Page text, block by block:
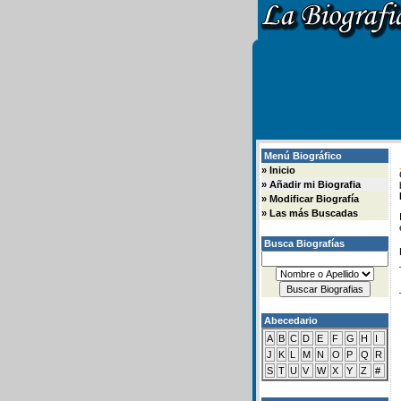
Menú Biográfico
» Inicio
» Añadir mi Biografia
» Modificar Biografía
» Las más Buscadas
Busca Biografías
Abecedario
A B C D E F G H
I
J
K L M N O P Q
R
S T U V W X Y Z #